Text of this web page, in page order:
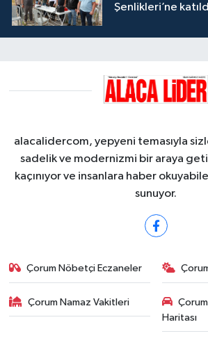
Şenlikleri’ne
alacalidercom, yepyeni temasıyla
sadelik ve modernizmi bir araya
kaçınıyor ve insanlara haber
sunuyor.
Çorum Nöbetçi Eczaneler
Çorum Namaz Vakitleri
Haritası